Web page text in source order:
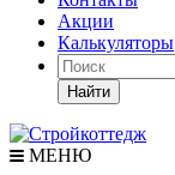
Акции
Калькуляторы
Найти
МЕНЮ